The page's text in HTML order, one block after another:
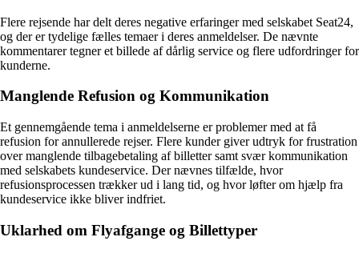
Flere rejsende har delt deres negative erfaringer med selskabet Seat24,
og der er tydelige fælles temaer i deres anmeldelser. De nævnte
kommentarer tegner et billede af dårlig service og flere udfordringer for
kunderne.
Manglende Refusion og Kommunikation
Et gennemgående tema i anmeldelserne er problemer med at få
refusion for annullerede rejser. Flere kunder giver udtryk for frustration
over manglende tilbagebetaling af billetter samt svær kommunikation
med selskabets kundeservice. Der nævnes tilfælde, hvor
refusionsprocessen trækker ud i lang tid, og hvor løfter om hjælp fra
kundeservice ikke bliver indfriet.
Uklarhed om Flyafgange og Billettyper